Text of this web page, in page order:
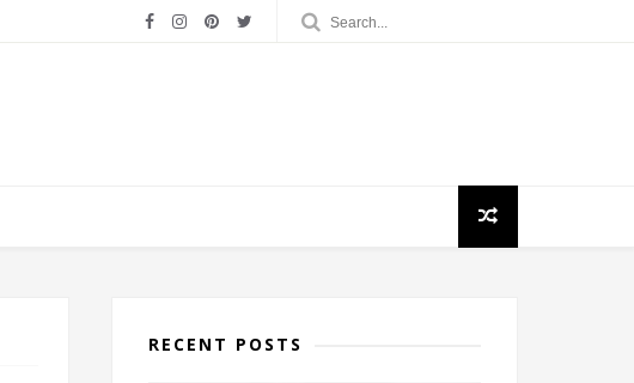
RECENT POSTS